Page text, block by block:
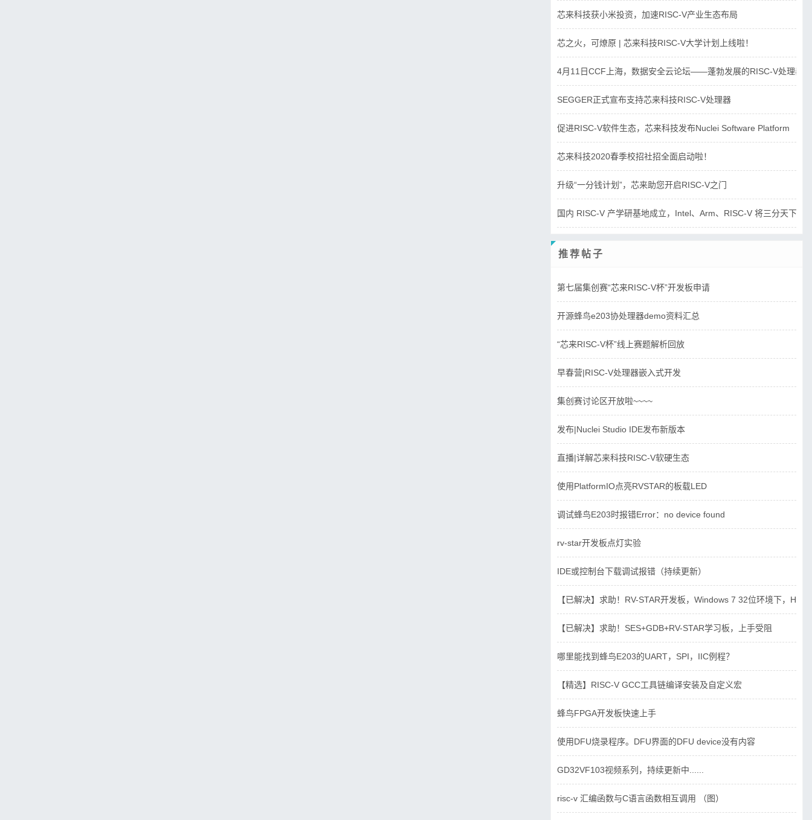
芯来科技获小米投资，加速RISC-V产业生态布局
芯之火，可燎原 | 芯来科技RISC-V大学计划上线啦！
4月11日CCF上海，数据安全云论坛——蓬勃发展的RISC-V处理器
SEGGER正式宣布支持芯来科技RISC-V处理器
促进RISC-V软件生态，芯来科技发布Nuclei Software Platform
芯来科技2020春季校招社招全面启动啦！
升级“一分钱计划”，芯来助您开启RISC-V之门
国内 RISC-V 产学研基地成立，Intel、Arm、RISC-V 将三分天下？
推荐帖子
第七届集创赛“芯来RISC-V杯”开发板申请
开源蜂鸟e203协处理器demo资料汇总
“芯来RISC-V杯”线上赛题解析回放
早春营|RISC-V处理器嵌入式开发
集创赛讨论区开放啦~~~~
发布|Nuclei Studio IDE发布新版本
直播|详解芯来科技RISC-V软硬生态
使用PlatformIO点亮RVSTAR的板载LED
调试蜂鸟E203时报错Error：no device found
rv-star开发板点灯实验
IDE或控制台下载调试报错（持续更新）
【已解决】求助！RV-STAR开发板，Windows 7 32位环境下，
【已解决】求助！SES+GDB+RV-STAR学习板，上手受阻
哪里能找到蜂鸟E203的UART，SPI，IIC例程？
【精选】RISC-V GCC工具链编译安装及自定义宏
蜂鸟FPGA开发板快速上手
使用DFU烧录程序。DFU界面的DFU device没有内容
GD32VF103视频系列，持续更新中......
risc-v 汇编函数与C语言函数相互调用 （图）